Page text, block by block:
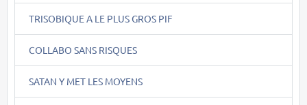
TRISOBIQUE A LE PLUS GROS PIF
COLLABO SANS RISQUES
SATAN Y MET LES MOYENS